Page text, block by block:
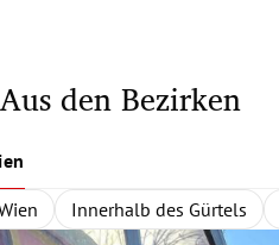
Aus den Bezirken
Innerhalb des Gürtels